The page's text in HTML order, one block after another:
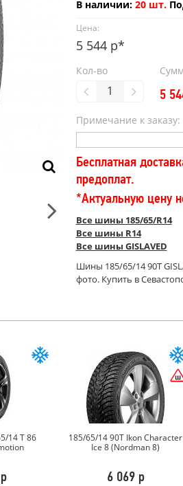
В наличии: 20 шт.
Цена:
5 544 р*
Кол-во
5
Примечание к заказу:
Бесплатная
предоплат.
*Актуальную цену
Все шины 185/65/R14
Все шины R14
Все шины GISLAVED
Шины 185/65/14 90T
фото. Купить в
14 T 86
185/65/14 90T Ikon Character
Ice 8 (Nordman 8)
6 069 р